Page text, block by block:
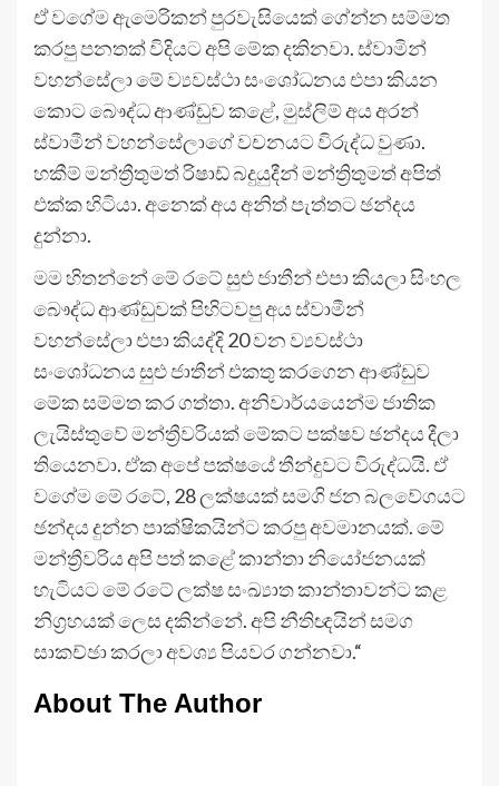
ඒ වගේම ඇමෙරිකන් පුරවැසියෙක් ගේන්න සම්මත
කරපු පනතක් විදියට අපි මේක දකිනවා. ස්වාමින්
වහන්සේලා මේ ව්‍යවස්ථා සංශෝධනය එපා කියන
කොට බෞද්ධ ආණ්ඩුව කළේ, මුස්ලිම් අය අරන්
ස්වාමීන් වහන්සේලාගේ වචනයට විරුද්ධ වුණා.
හකීම් මන්ත්‍රීතුමත් රිෂාඩ් බදුයුදීන් මන්ත්‍රිතුමත් අපිත්
එක්ක හිටියා. අනෙක් අය අනිත් පැත්තට ඡන්දය
දුන්නා.
මම හිතන්නේ මේ රටේ සුළු ජාතීන් එපා කියලා සිංහල
බෞද්ධ ආණ්ඩුවක් පිහිටවපු අය ස්වාමීන්
වහන්සේලා එපා කියද්දි 20 වන ව්‍යවස්ථා
සංශෝධනය සුළු ජාතීන් එකතු කරගෙන ආණ්ඩුව
මේක සම්මත කර ගත්තා. අනිවාර්යයෙන්ම ජාතික
ලැයිස්තුවේ මන්ත්‍රීවරියක් මේකට පක්ෂව ඡන්දය දීලා
තියෙනවා. ඒක අපේ පක්ෂයේ තීන්දුවට විරුද්ධයි. ඒ
වගේම මේ රටේ, 28 ලක්ෂයක් සමගි ජන බලවේගයට
ඡන්දය දුන්න පාක්ෂිකයින්ට කරපු අවමානයක්. මේ
මන්ත්‍රීවරිය අපි පත් කළේ කාන්තා නියෝජනයක්
හැටියට මේ රටේ ලක්ෂ සංඛ්‍යාත කාන්තාවන්ට කළ
නිග්‍රහයක් ලෙස දකින්නේ. අපි නීතිඥයින් සමග
සාකච්ඡා කරලා අවශ්‍ය පියවර ගන්නවා.“
About The Author